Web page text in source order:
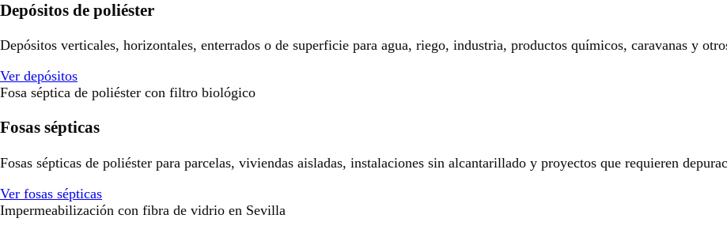
Depósitos de poliéster
Depósitos verticales, horizontales, enterrados o de superficie para agua, riego, industria, productos químicos, caravanas y
Ver depósitos
Fosa séptica de poliéster con filtro biológico
Fosas sépticas
Fosas sépticas de poliéster para parcelas, viviendas aisladas, instalaciones sin alcantarillado y proyectos que requieren
Ver fosas sépticas
Impermeabilización con fibra de vidrio en Sevilla